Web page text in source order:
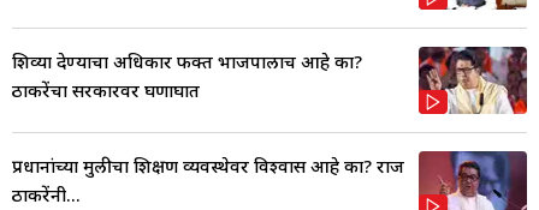
शिव्या देण्याचा अधिकार फक्त भाजपालाच आहे का?
ठाकरेंचा सरकारवर घणाघात
प्रधानांच्या मुलीचा शिक्षण व्यवस्थेवर विश्वास आहे का? राज
ठाकरेंनी...